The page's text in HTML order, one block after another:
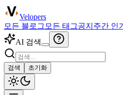
Velopers
모든 블로그 모든 태그공지 주간 인
AI 검색
검색 초기화